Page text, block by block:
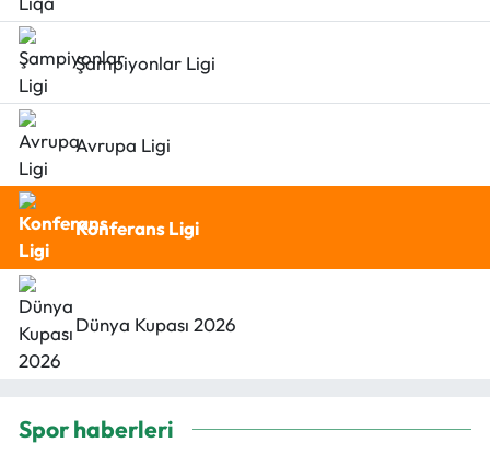
Şampiyonlar Ligi
Avrupa Ligi
Konferans Ligi
Dünya Kupası 2026
Spor haberleri